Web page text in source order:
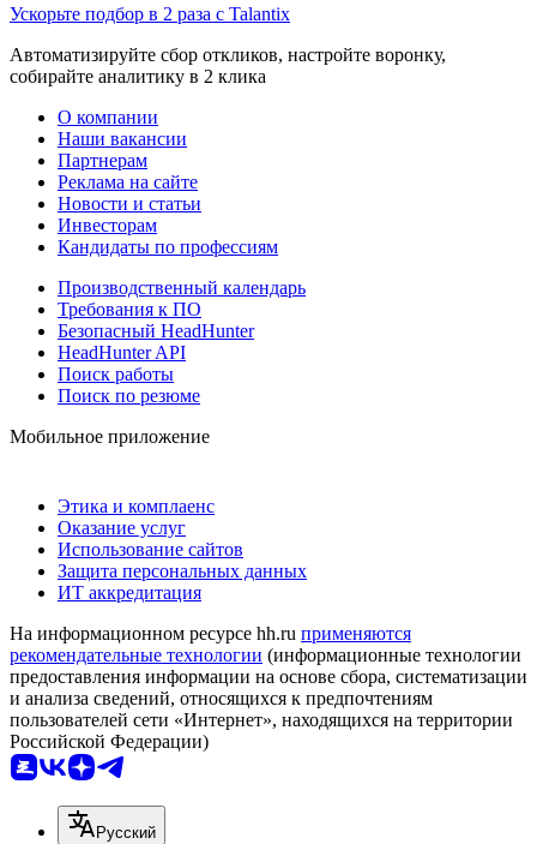
Ускорьте подбор в 2 раза с Talantix
Автоматизируйте сбор откликов, настройте воронку,
собирайте аналитику в 2 клика
О компании
Наши вакансии
Партнерам
Реклама на сайте
Новости и статьи
Инвесторам
Кандидаты по профессиям
Производственный календарь
Требования к ПО
Безопасный HeadHunter
HeadHunter API
Поиск работы
Поиск по резюме
Мобильное приложение
Этика и комплаенс
Оказание услуг
Использование сайтов
Защита персональных данных
ИТ аккредитация
На информационном ресурсе hh.ru применяются
рекомендательные технологии (информационные технологии
предоставления информации на основе сбора, систематизации
и анализа сведений, относящихся к предпочтениям
пользователей сети «Интернет», находящихся на территории
Российской Федерации)
Русский